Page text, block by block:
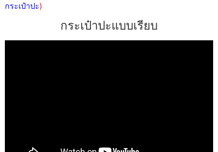
กระเป๋าปะ)
กระเป๋าปะแบบเรียบ